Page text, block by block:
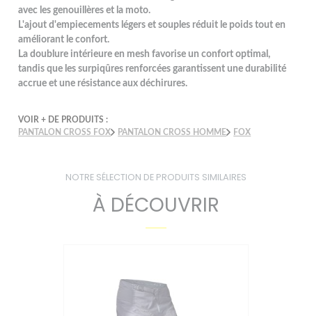
avec les genouillères et la moto.
L'ajout d'empiecements légers et souples réduit le poids tout en
améliorant le confort.
La doublure intérieure en mesh favorise un confort optimal,
tandis que les surpiqûres renforcées garantissent une durabilité
accrue et une résistance aux déchirures.
VOIR + DE PRODUITS :
PANTALON CROSS FOX
PANTALON CROSS HOMME FOX
NOTRE SÉLECTION DE PRODUITS SIMILAIRES
À DÉCOUVRIR